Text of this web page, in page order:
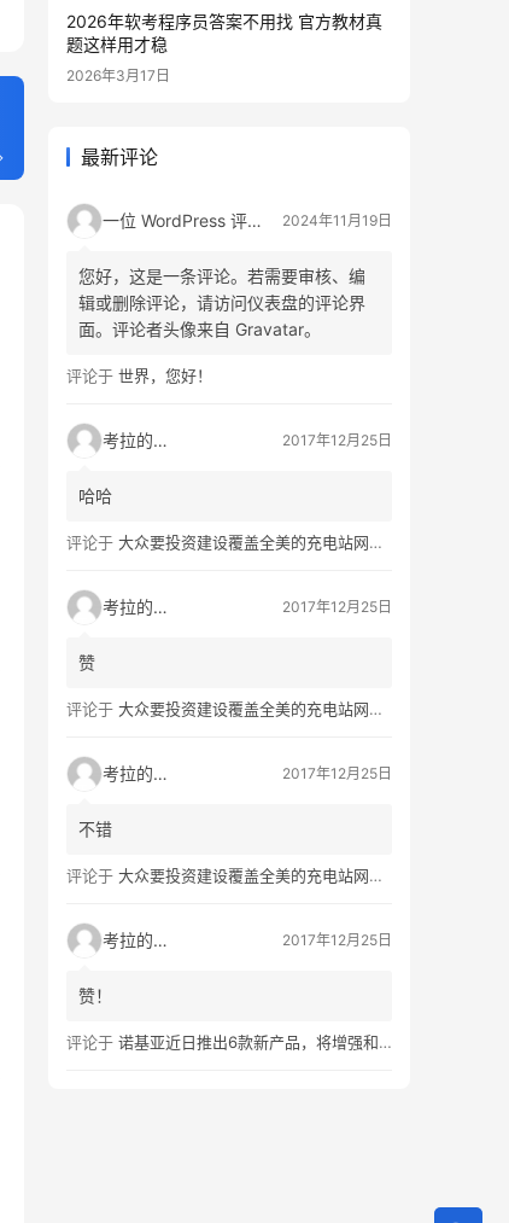
2026年软考程序员答案不用找 官方教材真
题这样用才稳
2026年3月17日
最新评论
一位 WordPress 评论者 2024年11月19日
您好，这是一条评论。若需要审核、编
辑或删除评论，请访问仪表盘的评论界
面。评论者头像来自 Gravatar。
评论于 世界，您好！
考拉的生活 2017年12月25日
哈哈
评论于 大众要投资建设覆盖全美的充电站网络，特斯拉也没闲着
考拉的生活 2017年12月25日
赞
评论于 大众要投资建设覆盖全美的充电站网络，特斯拉也没闲着
考拉的生活 2017年12月25日
不错
评论于 大众要投资建设覆盖全美的充电站网络，特斯拉也没闲着
考拉的生活 2017年12月25日
赞！
评论于 诺基亚近日推出6款新产品，将增强和16家公司合作，VR领域发力明显